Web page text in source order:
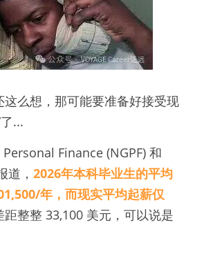
这么想，那可能要准备好接受现
...
Finance (NGPF) 和
道， 2026年本科毕业生的平均
年，而现实平均起薪仅
距整整 33,100 美元，可以说是